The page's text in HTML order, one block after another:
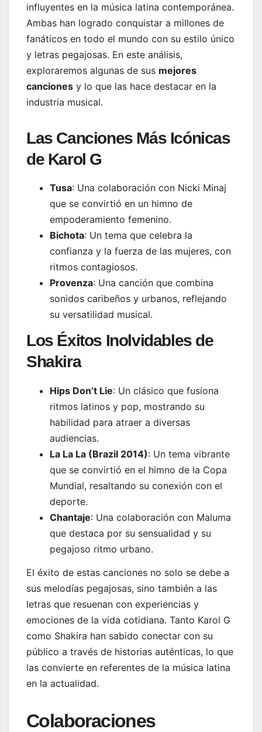
influyentes en la música latina contemporánea.
Ambas han logrado conquistar a millones de
fanáticos en todo el mundo con su estilo único
y letras pegajosas. En este análisis,
exploraremos algunas de sus mejores
canciones y lo que las hace destacar en la
industria musical.
Las Canciones Más Icónicas
de Karol G
Tusa: Una colaboración con Nicki Minaj
que se convirtió en un himno de
empoderamiento femenino.
Bichota: Un tema que celebra la
confianza y la fuerza de las mujeres, con
ritmos contagiosos.
Provenza: Una canción que combina
sonidos caribeños y urbanos, reflejando
su versatilidad musical.
Los Éxitos Inolvidables de
Shakira
Hips Don’t Lie: Un clásico que fusiona
ritmos latinos y pop, mostrando su
habilidad para atraer a diversas
audiencias.
La La La (Brazil 2014): Un tema vibrante
que se convirtió en el himno de la Copa
Mundial, resaltando su conexión con el
deporte.
Chantaje: Una colaboración con Maluma
que destaca por su sensualidad y su
pegajoso ritmo urbano.
El éxito de estas canciones no solo se debe a
sus melodías pegajosas, sino también a las
letras que resuenan con experiencias y
emociones de la vida cotidiana. Tanto Karol G
como Shakira han sabido conectar con su
público a través de historias auténticas, lo que
las convierte en referentes de la música latina
en la actualidad.
Colaboraciones